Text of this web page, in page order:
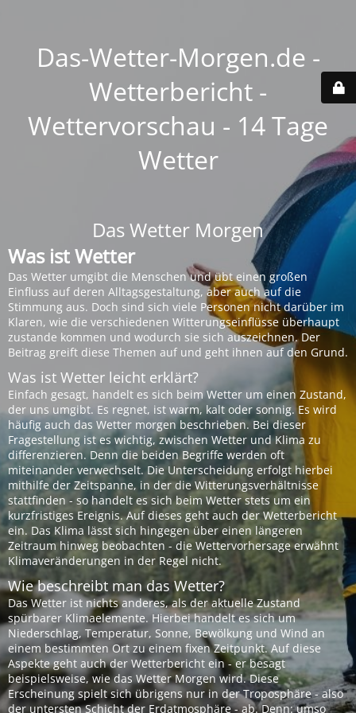
Das-Wetter-Morgen.de -
Wetterbericht -
Wettervorschau - 14 Tage
Wetter
Das Wetter Morgen
Was ist Wetter
Das Wetter umgibt die Menschen und übt einen großen
Einfluss auf deren Alltagsgestaltung, aber auch auf die
Stimmung aus. Doch sind sich viele Personen nicht darüber im
Klaren, wie die verschiedenen Witterungseinflüsse überhaupt
zustande kommen und wodurch sie sich auszeichnen. Der
Beitrag greift diese Themen auf und geht ihnen auf den Grund.
Was ist Wetter leicht erklärt?
Einfach gesagt, handelt es sich beim Wetter um einen Zustand,
der uns umgibt. Es regnet, ist warm, kalt oder sonnig. Es wird
häufig auch das Wetter morgen beschrieben. Bei dieser
Fragestellung ist es wichtig, zwischen Wetter und Klima zu
differenzieren. Denn die beiden Begriffe werden oft
miteinander verwechselt. Die Unterscheidung erfolgt hierbei
mithilfe der Zeitspanne, in der die Witterungsverhältnisse
stattfinden - so handelt es sich beim Wetter stets um ein
kurzfristiges Ereignis. Auf dieses geht auch der Wetterbericht
ein. Das Klima lässt sich hingegen über einen längeren
Zeitraum hinweg beobachten - die Wettervorhersage erwähnt
Klimaveränderungen in der Regel nicht.
Wie beschreibt man das Wetter?
Das Wetter ist nichts anderes, als der aktuelle Zustand
spürbarer Klimaelemente. Hierbei handelt es sich um
Niederschlag, Temperatur, Sonne, Bewölkung und Wind an
einem bestimmten Ort zu einem fixen Zeitpunkt. Auf diese
Aspekte geht auch der Wetterbericht ein - er besagt
beispielsweise, wie das Wetter Morgen wird. Diese
Erscheinung spielt sich übrigens nur in der Troposphäre - also
der untersten Schicht der Erdatmosphäre - ab. Denn: umso